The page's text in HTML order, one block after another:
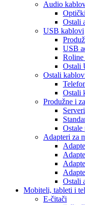
Audio
Ostali
USB kablovi
USB
Ostali
Ostali
Ostali
Produžne i
Ostale
Adapteri za
Ostali
Mobiteli, tableti i
E-čitači